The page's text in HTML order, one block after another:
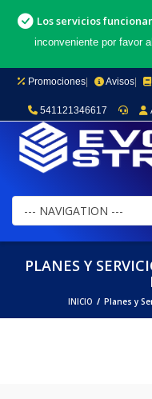
Los servicios
inconveniente por favor
Promociones Avisos
541121346617
PLANES Y
INICIO / Planes y